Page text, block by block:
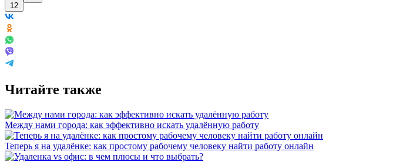
12
Читайте также
Между нами города: как эффективно искать удалённую работу
Теперь я на удалёнке: как простому рабочему человеку найти работу онлайн